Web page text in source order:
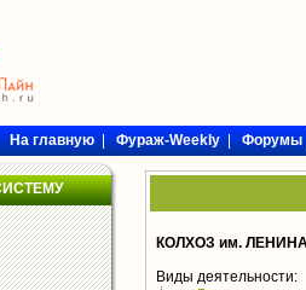
На главную|Фураж-Weekly|Форумы
КОЛХОЗ им.
Виды деятельности: